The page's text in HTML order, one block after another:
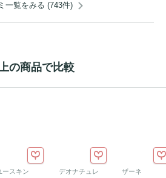
一覧をみる (743件)
の商品で比較
ースキン デオナチュレ ザーネ